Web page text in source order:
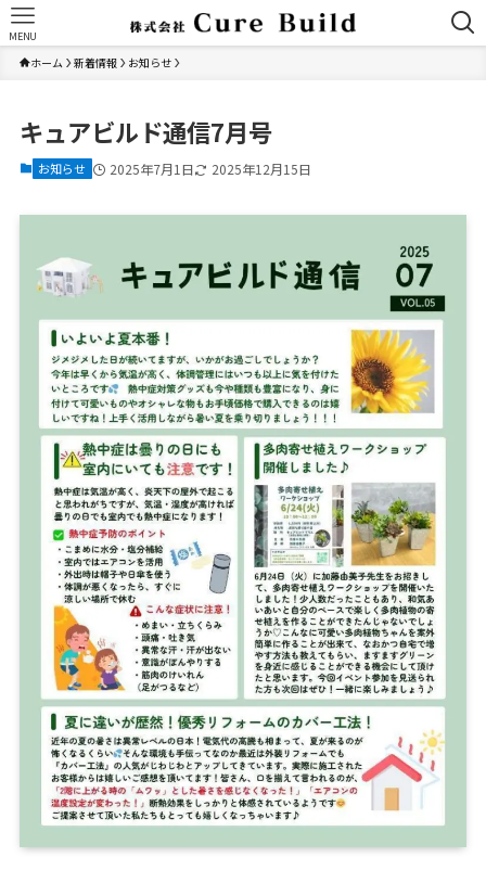
MENU
ホーム 新着情報 お知らせ
キュアビルド通信7月号
お知らせ 2025年7月1日 2025年12月15日